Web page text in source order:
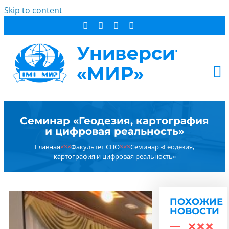
Skip to content
СТУДЕНТУ
ДОПОБРАЗОВАНИЕ
ОБ УНИВЕРСИТЕТЕ
НОВОСТИ
РЕЗУЛЬТАТ ПОИСКА:
Семинар «Геодезия, картография
и цифровая реальность»
Главная×××Факультет СПО×××Семинар «Геодезия,
картография и цифровая реальность»
ПОХОЖИЕ
НОВОСТИ